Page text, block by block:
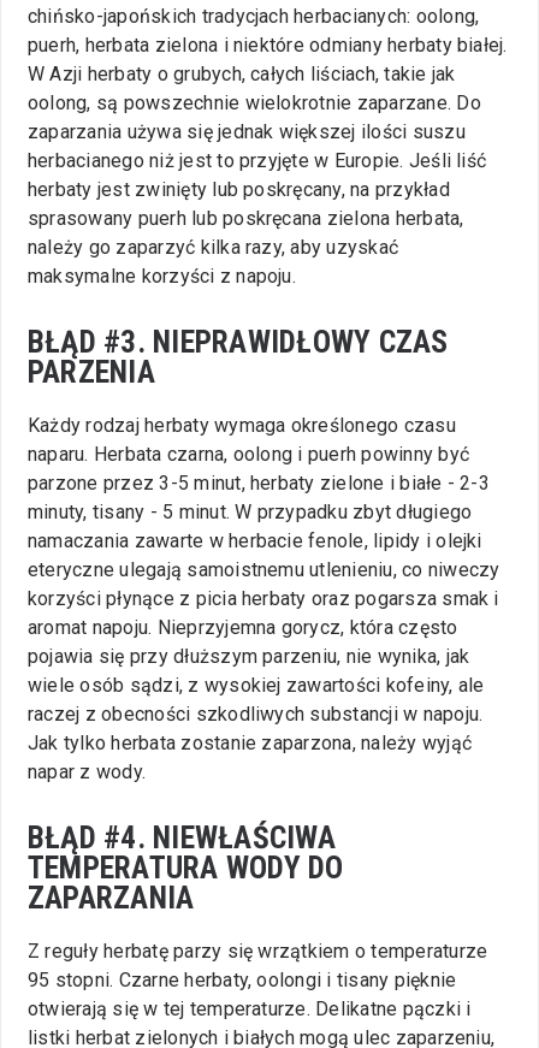
chińsko-japońskich tradycjach herbacianych: oolong,
puerh, herbata zielona i niektóre odmiany herbaty białej.
W Azji herbaty o grubych, całych liściach, takie jak
oolong, są powszechnie wielokrotnie zaparzane. Do
zaparzania używa się jednak większej ilości suszu
herbacianego niż jest to przyjęte w Europie. Jeśli liść
herbaty jest zwinięty lub poskręcany, na przykład
sprasowany puerh lub poskręcana zielona herbata,
należy go zaparzyć kilka razy, aby uzyskać
maksymalne korzyści z napoju.
BŁĄD #3. NIEPRAWIDŁOWY CZAS
PARZENIA
Każdy rodzaj herbaty wymaga określonego czasu
naparu. Herbata czarna, oolong i puerh powinny być
parzone przez 3-5 minut, herbaty zielone i białe - 2-3
minuty, tisany - 5 minut. W przypadku zbyt długiego
namaczania zawarte w herbacie fenole, lipidy i olejki
eteryczne ulegają samoistnemu utlenieniu, co niweczy
korzyści płynące z picia herbaty oraz pogarsza smak i
aromat napoju. Nieprzyjemna gorycz, która często
pojawia się przy dłuższym parzeniu, nie wynika, jak
wiele osób sądzi, z wysokiej zawartości kofeiny, ale
raczej z obecności szkodliwych substancji w napoju.
Jak tylko herbata zostanie zaparzona, należy wyjąć
napar z wody.
BŁĄD #4. NIEWŁAŚCIWA
TEMPERATURA WODY DO
ZAPARZANIA
Z reguły herbatę parzy się wrzątkiem o temperaturze
95 stopni. Czarne herbaty, oolongi i tisany pięknie
otwierają się w tej temperaturze. Delikatne pączki i
listki herbat zielonych i białych mogą ulec zaparzeniu,